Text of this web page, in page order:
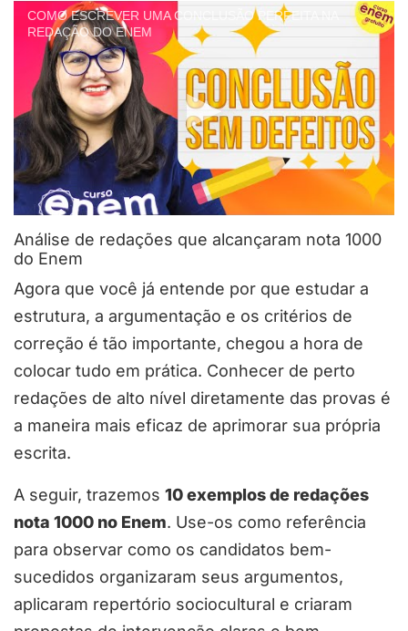
COMO ESCREVER UMA CONCLUSÃO PERFEITA NA
REDAÇÃO DO ENEM
Análise de redações que alcançaram nota 1000
do Enem
Agora que você já entende por que estudar a
estrutura, a argumentação e os critérios de
correção é tão importante, chegou a hora de
colocar tudo em prática. Conhecer de perto
redações de alto nível diretamente das provas é
a maneira mais eficaz de aprimorar sua própria
escrita.
A seguir, trazemos 10 exemplos de redações
nota 1000 no Enem. Use-os como referência
para observar como os candidatos bem-
sucedidos organizaram seus argumentos,
aplicaram repertório sociocultural e criaram